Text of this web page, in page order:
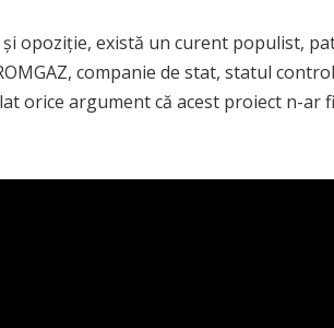
opoziție, există un curent populist,
companie de stat, statul
orice argument că acest proiect n-ar